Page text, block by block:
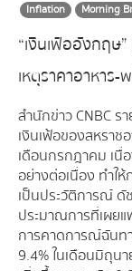
Inflation Morning
“เงินเฟ้ออังกฤษ
เหตุราคาอาหาร
สำนักข่าว CNBC
เงินเฟ้อของสหรา
เดือนกรกฎาคม เนื่
อย่างต่อเนื่อง ทำใ
เป็นประวัติการณ์ ดั
ประมาณการที่เผย
การคาดการณ์ฉันท
9.4% ในเดือนมิถุน